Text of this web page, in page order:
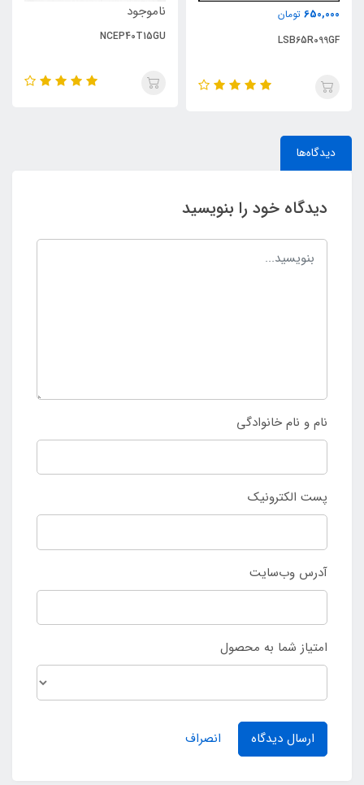
650,000 تومان
LSB65R099GF
ناموجود
NCEP40T15GU
دیدگاه‌ها
دیدگاه خود را بنویسید
نام و نام خانوادگی
پست الکترونیک
آدرس وب‌سایت
امتیاز شما به محصول
ارسال دیدگاه انصراف